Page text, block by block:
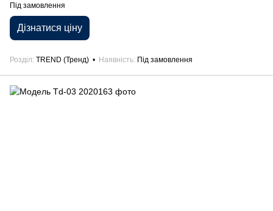
Під замовлення
Дізнатися ціну
Розділ TREND (Тренд) Наявність Під замовлення